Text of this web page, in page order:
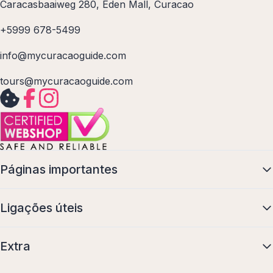
Caracasbaaiweg 280, Eden Mall, Curacao
+5999 678-5499
info@mycuracaoguide.com
tours@mycuracaoguide.com
Páginas importantes
Ligações úteis
Extra